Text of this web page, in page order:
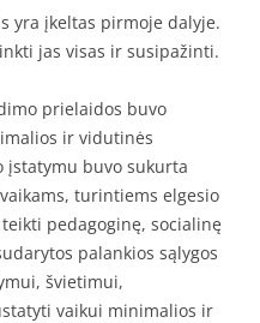
yra įkeltas pirmoje dalyje.
jas visas ir susipažinti.
prielaidos buvo
ir vidutinės
įstatymu buvo sukurta
turintiems elgesio
pedagoginę, socialinę
palankios sąlygos
švietimui,
vaikui minimalios ir